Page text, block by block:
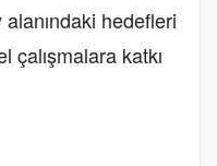
alanındaki hedefleri
çalışmalara katkı